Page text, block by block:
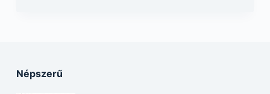
Népszerű